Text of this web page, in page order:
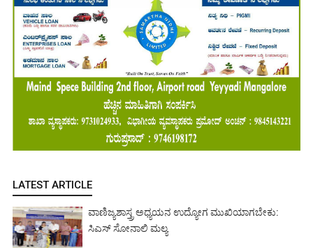
LATEST ARTICLE
ವಾಣಿಜ್ಯಶಾಸ್ತ್ರ ಅಧ್ಯಯನ ಉದ್ಯೋಗ ಮುಖಿಯಾಗಬೇಕು:
ಸಿಎಸ್ ಸೋನಾಲಿ ಮಲ್ಯ